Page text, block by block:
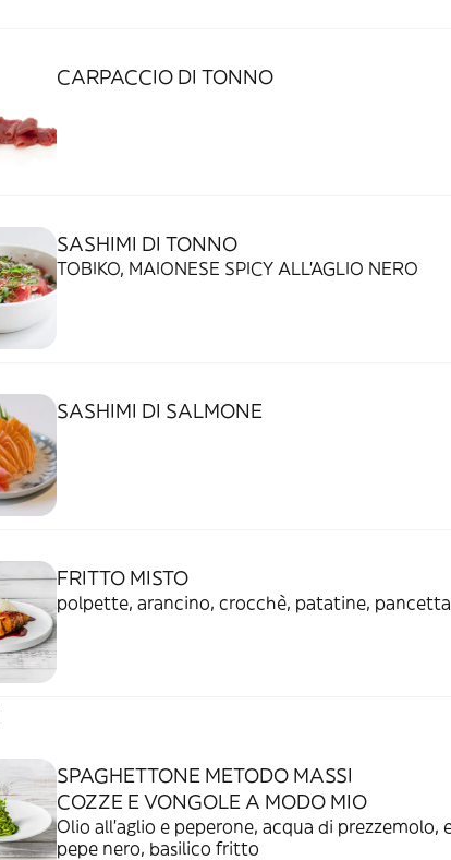
CARPACCIO DI TONNO
SASHIMI DI TONNO
TOBIKO, MAIONESE SPICY ALL'AGLIO NERO
SASHIMI DI SALMONE
FRITTO MISTO
polpette, arancino, crocchè, patatine, pancetta
SPAGHETTONE METODO MASSI
COZZE E VONGOLE A MODO MIO
Olio all'aglio e peperone, acqua di prezzemolo, estratto di
pepe nero, basilico fritto